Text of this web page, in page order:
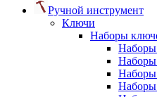
Ручной инструмент
Ключи
Наборы
Наборы